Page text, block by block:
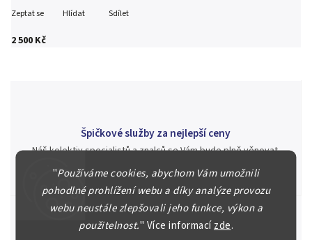
"Používáme cookies, abychom Vám umožnili
pohodlné prohlížení webu a díky analýze provozu
webu neustále zlepšovali jeho funkce, výkon a
použitelnost." Více informacízde.
2 500 Kč
Zeptat se Hlídat Sdílet
Špičkové služby za nejlepší ceny
Náš kolektiv specialistů a znalců se Vám bude plně věnovat.
aukci nebo Vám poradíme kam investovat.